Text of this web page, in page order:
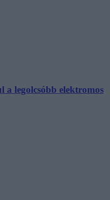
legolcsóbb elektromos